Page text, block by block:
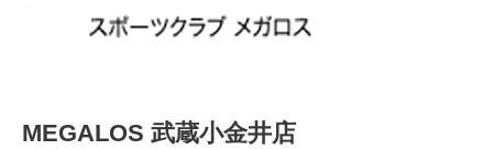
MEGALOS 武蔵小金井店